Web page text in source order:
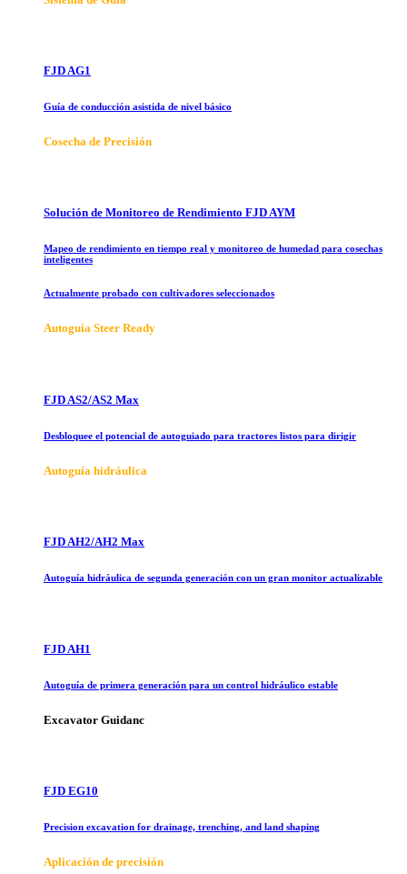
FJD AG1
Guía de conducción asistida de nivel básico
Cosecha de Precisión
Solución de Monitoreo de Rendimiento FJD AYM
Mapeo de rendimiento en tiempo real y monitoreo de humedad para cosechas
inteligentes
Actualmente probado con cultivadores seleccionados
Autoguía Steer Ready
FJD AS2/AS2 Max
Desbloquee el potencial de autoguiado para tractores listos para dirigir
Autoguía hidráulica
FJD AH2/AH2 Max
Autoguía hidráulica de segunda generación con un gran monitor actualizable
FJD AH1
Autoguía de primera generación para un control hidráulico estable
Excavator Guidanc
FJD EG10
Precision excavation for drainage, trenching, and land shaping
Aplicación de precisión